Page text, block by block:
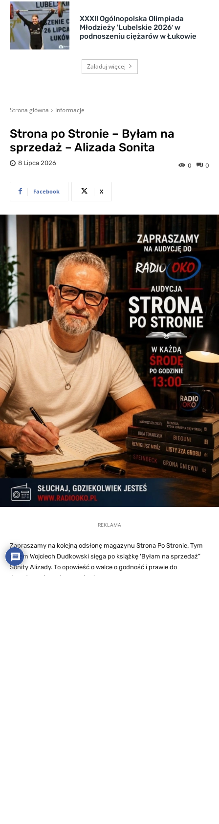
XXXII Ogólnopolska Olimpiada
Młodzieży 'Lubelskie 2026′ w
podnoszeniu ciężarów w Łukowie
Załaduj więcej